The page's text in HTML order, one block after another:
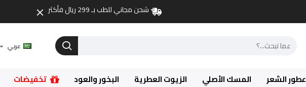
شحن مجاني للطب بـ 299 ريال فأكثر
عربي
عطور الشعر المسك الأصلي الزيوت العطرية البخور والعود تخفيضات